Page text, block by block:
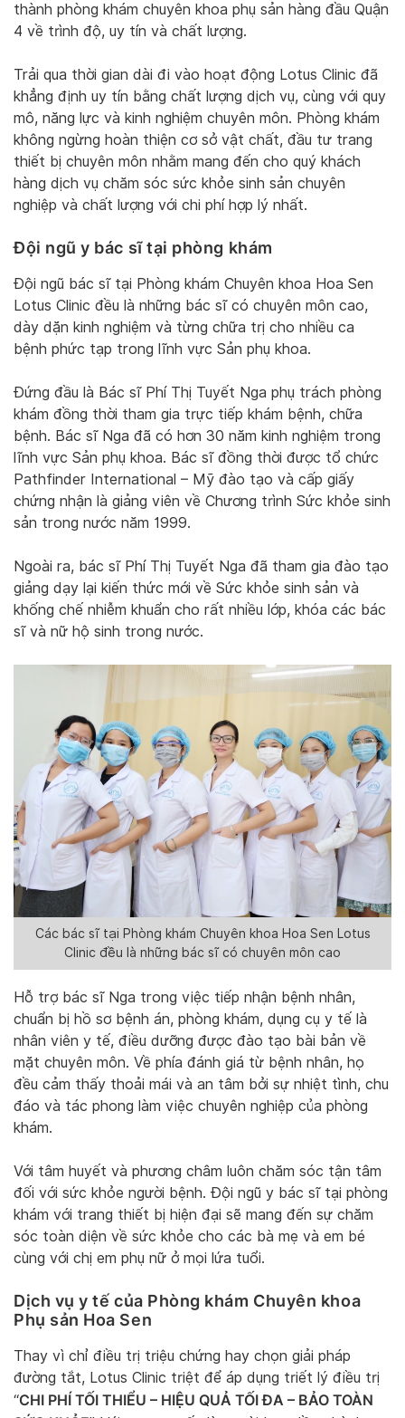
thành phòng khám chuyên khoa phụ sản hàng đầu Quận
4 về trình độ, uy tín và chất lượng.
Trải qua thời gian dài đi vào hoạt động Lotus Clinic đã
khẳng định uy tín bằng chất lượng dịch vụ, cùng với quy
mô, năng lực và kinh nghiệm chuyên môn. Phòng khám
không ngừng hoàn thiện cơ sở vật chất, đầu tư trang
thiết bị chuyên môn nhằm mang đến cho quý khách
hàng dịch vụ chăm sóc sức khỏe sinh sản chuyên
nghiệp và chất lượng với chi phí hợp lý nhất.
Đội ngũ y bác sĩ tại phòng khám
Đội ngũ bác sĩ tại Phòng khám Chuyên khoa Hoa Sen
Lotus Clinic đều là những bác sĩ có chuyên môn cao,
dày dặn kinh nghiệm và từng chữa trị cho nhiều ca
bệnh phức tạp trong lĩnh vực Sản phụ khoa.
Đứng đầu là Bác sĩ Phí Thị Tuyết Nga phụ trách phòng
khám đồng thời tham gia trực tiếp khám bệnh, chữa
bệnh. Bác sĩ Nga đã có hơn 30 năm kinh nghiệm trong
lĩnh vực Sản phụ khoa. Bác sĩ đồng thời được tổ chức
Pathfinder International – Mỹ đào tạo và cấp giấy
chứng nhận là giảng viên về Chương trình Sức khỏe sinh
sản trong nước năm 1999.
Ngoài ra, bác sĩ Phí Thị Tuyết Nga đã tham gia đào tạo
giảng dạy lại kiến thức mới về Sức khỏe sinh sản và
khống chế nhiễm khuẩn cho rất nhiều lớp, khóa các bác
sĩ và nữ hộ sinh trong nước.
Các bác sĩ tại Phòng khám Chuyên khoa Hoa Sen Lotus
Clinic đều là những bác sĩ có chuyên môn cao
Hỗ trợ bác sĩ Nga trong việc tiếp nhận bệnh nhân,
chuẩn bị hồ sơ bệnh án, phòng khám, dụng cụ y tế là
nhân viên y tế, điều dưỡng được đào tạo bài bản về
mặt chuyên môn. Về phía đánh giá từ bệnh nhân, họ
đều cảm thấy thoải mái và an tâm bởi sự nhiệt tình, chu
đáo và tác phong làm việc chuyên nghiệp của phòng
khám.
Với tâm huyết và phương châm luôn chăm sóc tận tâm
đối với sức khỏe người bệnh. Đội ngũ y bác sĩ tại phòng
khám với trang thiết bị hiện đại sẽ mang đến sự chăm
sóc toàn diện về sức khỏe cho các bà mẹ và em bé
cùng với chị em phụ nữ ở mọi lứa tuổi.
Dịch vụ y tế của Phòng khám Chuyên khoa
Phụ sản Hoa Sen
Thay vì chỉ điều trị triệu chứng hay chọn giải pháp
đường tắt, Lotus Clinic triệt để áp dụng triết lý điều trị
“CHI PHÍ TỐI THIỂU – HIỆU QUẢ TỐI ĐA – BẢO TOÀN